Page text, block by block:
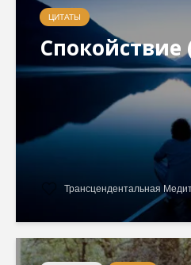
ЦИТАТЫ
Трансцендентальная